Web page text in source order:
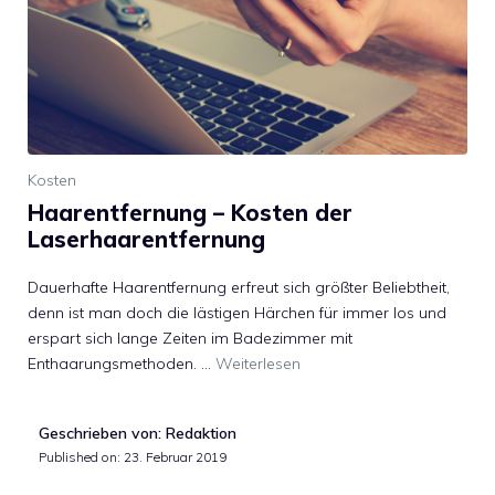
Kosten
Haarentfernung – Kosten der
Laserhaarentfernung
Dauerhafte Haarentfernung erfreut sich größter Beliebtheit,
denn ist man doch die lästigen Härchen für immer los und
erspart sich lange Zeiten im Badezimmer mit
Enthaarungsmethoden. … Weiterlesen
Geschrieben von: Redaktion
Published on: 23. Februar 2019